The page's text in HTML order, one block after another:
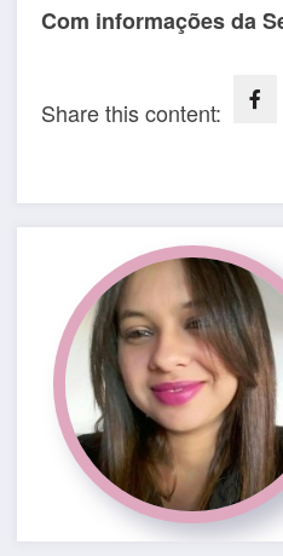
Com informações da
Share this content: